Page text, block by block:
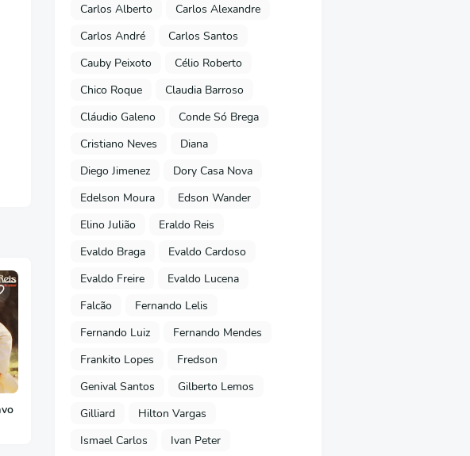
Carlos Alberto
Carlos Alexandre
Carlos André
Carlos Santos
Cauby Peixoto
Célio Roberto
Chico Roque
Claudia Barroso
Cláudio Galeno
Conde Só Brega
Cristiano Neves
Diana
Diego Jimenez
Dory Casa Nova
Edelson Moura
Edson Wander
Elino Julião
Eraldo Reis
Evaldo Braga
Evaldo Cardoso
Evaldo Freire
Evaldo Lucena
Falcão
Fernando Lelis
Fernando Luiz
Fernando Mendes
Frankito Lopes
Fredson
Genival Santos
Gilberto Lemos
Gilliard
Hilton Vargas
Ismael Carlos
Ivan Peter